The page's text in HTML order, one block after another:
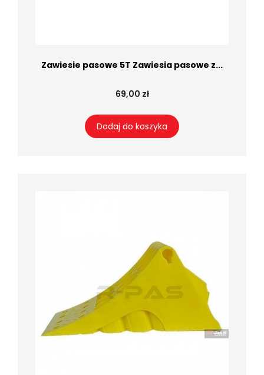
Zawiesie pasowe 5T Zawiesia pasowe z...
69,00 zł
Dodaj do koszyka